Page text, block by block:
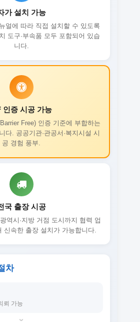
가 설치 가능
얼에 따라 직접 설치할 수 있도록
도구·부속품 모두 포함되어 있습
니다.
인증 시공 가능
Free) 인증 기준에 부합하는
다. 공공기관·관공서·복지시설 시
공 경험 풍부.
국 출장 시공
역시·지방 거점 도시까지 협력 업
신속한 출장 설치가 가능합니다.
차
뢰 가능
›